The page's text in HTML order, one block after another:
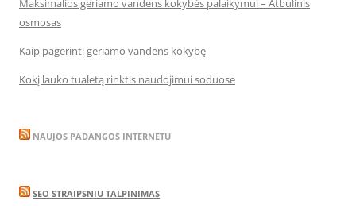
Maksimalios geriamo vandens kokybės palaikymui – Atbulinis
osmosas
Kaip pagerinti geriamo vandens kokybę
Kokį lauko tualetą rinktis naudojimui soduose
NAUJOS PADANGOS INTERNETU
SEO STRAIPSNIU TALPINIMAS